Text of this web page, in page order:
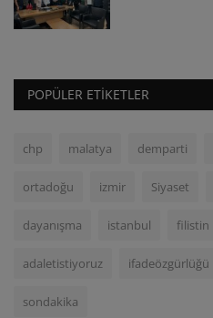
POPÜLER ETIKETLER
chp malatya demparti
ortadoğu izmir Siyaset
dayanışma istanbul filistin
adaletistiyoruz ifadeözgürlüğü
sondakika